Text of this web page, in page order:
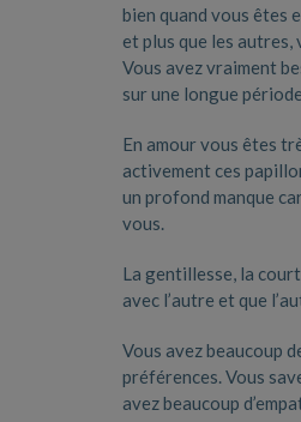
bien quand vous êtes
et plus que les
Vous avez vraiment
sur une longue
En amour vous êtes
activement ces
un profond manque
vous.
La gentillesse, la
avec l’autre et que
Vous avez beaucoup
préférences. Vous
avez beaucoup